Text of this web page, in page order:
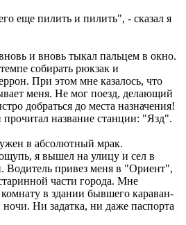
еще пилить и пилить", - сказал я
и вновь тыкал пальцем в окно.
собирать рюкзак и
При этом мне казалось, что
меня. Не мог поезд, делающий
добраться до места назначения!
название станции: "Язд".
в абсолютный мрак.
я вышел на улицу и сел в
Водитель привез меня в "Ориент",
части города. Мне
в здании бывшего караван-
Ни задатка, ни даже паспорта